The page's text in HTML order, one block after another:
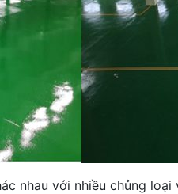
nhau với nhiều chủng